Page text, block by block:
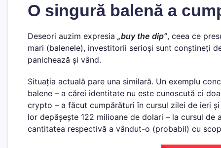
O singură balenă a
Deseori auzim expresia „buy the dip”, ceea ce
mari (balenele), investitorii serioși sunt conștineți
panichează și vând.
Situația actuală pare una similară. Un exemplu
balene – a cărei identitate nu este cunoscută ci
crypto – a făcut cumpărături în cursul zilei de ieri
lor depășește 122 milioane de dolari – la cursul
cantitatea respectivă a vândut-o (probabil) cu